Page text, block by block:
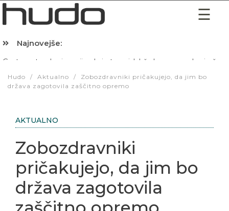
Najnovejše:
država zagotovila zaščitno opremo
Zobozdravniki
pričakujejo, da jim bo
država zagotovila
zaščitno opremo